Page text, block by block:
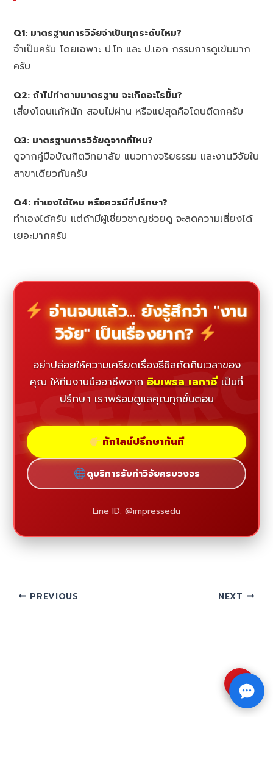
Q1: มาตรฐานการวิจัยจำเป็นทุกระดับไหม?
จำเป็นครับ โดยเฉพาะ ป.โท และ ป.เอก กรรมการดูเข้มมาก
ครับ
Q2: ถ้าไม่ทำตามมาตรฐาน จะเกิดอะไรขึ้น?
เสี่ยงโดนแก้หนัก สอบไม่ผ่าน หรือแย่สุดคือโดนตีตกครับ
Q3: มาตรฐานการวิจัยดูจากที่ไหน?
ดูจากคู่มือบัณฑิตวิทยาลัย แนวทางจริยธรรม และงานวิจัยใน
สาขาเดียวกันครับ
Q4: ทำเองได้ไหม หรือควรมีที่ปรึกษา?
ทำเองได้ครับ แต่ถ้ามีผู้เชี่ยวชาญช่วยดู จะลดความเสี่ยงได้
เยอะมากครับ
อ่านจบแล้ว... ยังรู้สึกว่า "งาน
วิจัย" เป็นเรื่องยาก?
อย่าปล่อยให้ความเครียดเรื่องธีซิสกัดกินเวลาของ
คุณ ให้ทีมงานมืออาชีพจาก อิมเพรส เลกาซี่ เป็นที่
ปรึกษา เราพร้อมดูแลคุณทุกขั้นตอน
ทักไลน์ปรึกษาทันที
ดูบริการรับทำวิจัยครบวงจร
Line ID: @impressedu
PREVIOUS NEXT
⇧